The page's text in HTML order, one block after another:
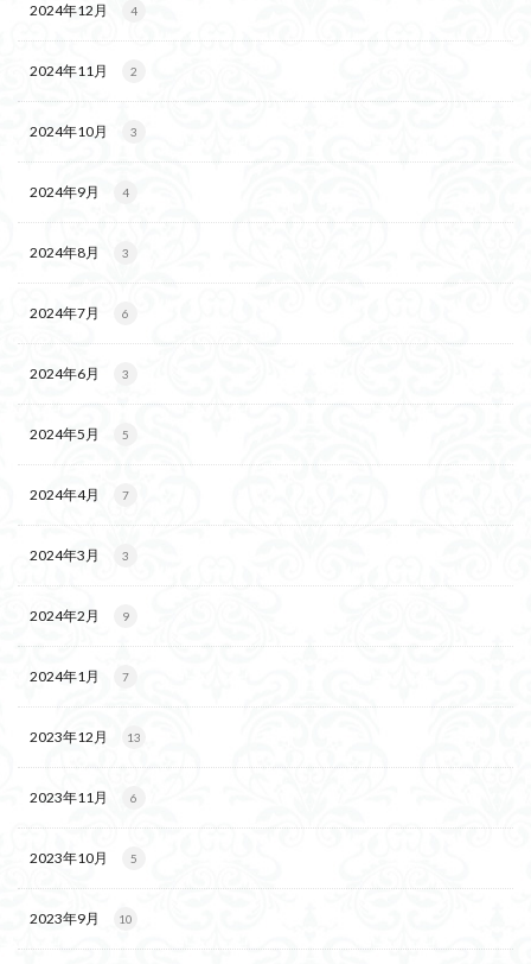
2024年12月 4
2024年11月 2
2024年10月 3
2024年9月 4
2024年8月 3
2024年7月 6
2024年6月 3
2024年5月 5
2024年4月 7
2024年3月 3
2024年2月 9
2024年1月 7
2023年12月 13
2023年11月 6
2023年10月 5
2023年9月 10